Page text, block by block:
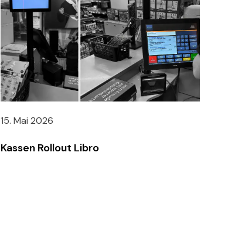
15. Mai 2026
Kassen Rollout Libro